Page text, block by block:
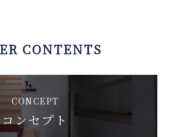
CONTENTS
CONCEPT
コンセプト